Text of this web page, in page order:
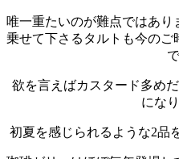
唯一重たいのが難点ではあ
乗せて下さるタルトも今の
で
欲を言えばカスタード多め
にな
初夏を感じられるような2品